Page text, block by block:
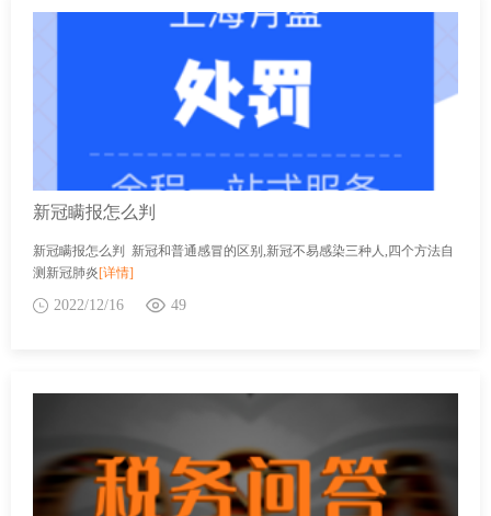
新冠瞒报怎么判
新冠瞒报怎么判 新冠和普通感冒的区别,新冠不易感染三种人,四个方法自
测新冠肺炎[详情]
2022/12/16 49